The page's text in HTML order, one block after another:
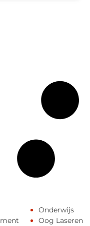
Onderwijs
Oog Laseren